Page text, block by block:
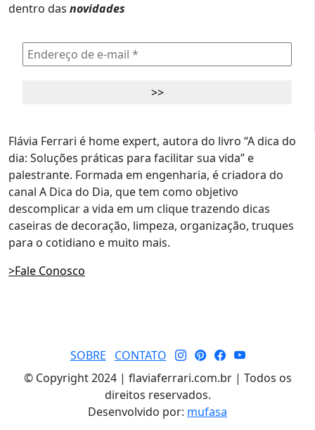
dentro das novidades
Flávia Ferrari é home expert, autora do livro “A dica do
dia: Soluções práticas para facilitar sua vida” e
palestrante. Formada em engenharia, é criadora do
canal A Dica do Dia, que tem como objetivo
descomplicar a vida em um clique trazendo dicas
caseiras de decoração, limpeza, organização, truques
para o cotidiano e muito mais.
>Fale Conosco
SOBRE
CONTATO
© Copyright 2024 | flaviaferrari.com.br | Todos os
direitos reservados.
Desenvolvido por: mufasa